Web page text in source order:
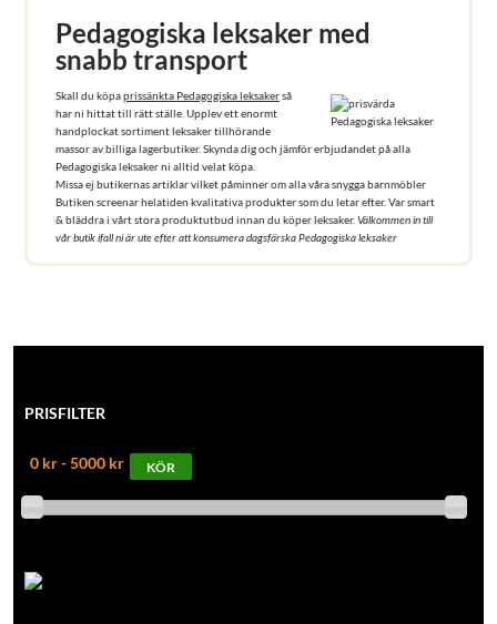
Pedagogiska leksaker med
snabb transport
Skall du köpaprissänkta Pedagogiska leksakerså
har ni hittat till rätt ställe. Upplev ett enormt
handplockat sortiment leksaker tillhörande
massor av billiga lagerbutiker. Skynda dig och jämför erbjudandet på alla
Pedagogiska leksaker ni alltid velat köpa.
Missa ej butikernas artiklar vilket påminner om alla våra snygga barnmöbler
Butiken screenar helatiden kvalitativa produkter som du letar efter. Var smart
& bläddra i vårt stora produktutbud innan du köper leksaker. Välkommen in till
vår butik ifall ni är ute efter att konsumera dagsfärska Pedagogiska leksaker
PRISFILTER
0 kr - 5000 kr